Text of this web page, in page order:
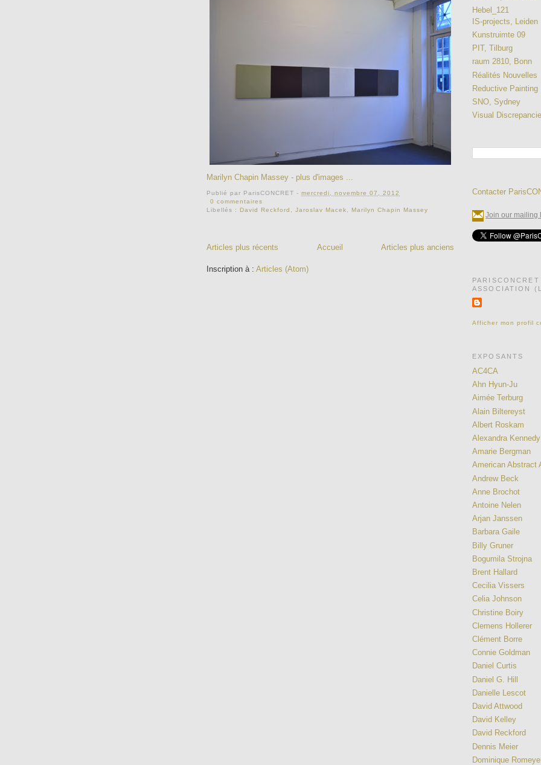
Marilyn Chapin Massey - plus d'images ...
Publié par ParisCONCRET -mercredi, novembre 07, 2012
0 commentaires
Libellés :David Reckford ,Jaroslav Macek,Marilyn Chapin Massey
Articles plus récents Articles plus anciens
Accueil
Inscription à : Articles (Atom)
Hebel_121
IS-projects, Leiden
Kunstruimte 09
PIT, Tilburg
raum 2810, Bonn
Réalités Nouvelles
Reductive Painting
SNO, Sydney
Visual
Contacter
Join our mailing
PARISCONCRET
ASSOCIATION
Afficher mon profil
EXPOSANTS
AC4CA
Ahn Hyun-Ju
Aimée Terburg
Alain Biltereyst
Albert Roskam
Alexandra Kennedy
Amarie Bergman
American Abstract
Andrew Beck
Anne Brochot
Antoine Nelen
Arjan Janssen
Barbara Gaile
Billy Gruner
Bogumila Strojna
Brent Hallard
Cecilia Vissers
Celia Johnson
Christine Boiry
Clemens Hollerer
Clément Borre
Connie Goldman
Daniel Curtis
Daniel G. Hill
Danielle Lescot
David Attwood
David Kelley
David Reckford
Dennis Meier
Dominique